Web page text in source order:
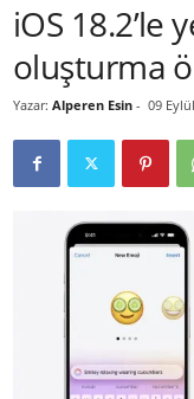
iOS 18.2’le
oluşturma
Yazar: Alperen Esin - 09